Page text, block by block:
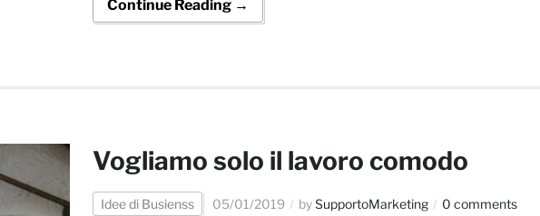
Continue Reading →
Vogliamo solo il lavoro comodo
Idee di Busienss 05/01/2019 bySupportoMarketing 0 comments